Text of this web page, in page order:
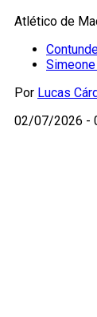
Atlético de
Por Lucas
02/07/2026 -